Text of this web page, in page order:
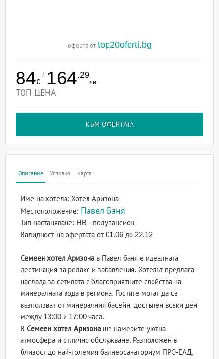
оферта от top20oferti.bg
84€
/ 164.29
лв.
ТОП ЦЕНА
КЪМ ОФЕРТАТА
Описание Условия Карта
Име на хотела: Хотел Аризона
Местоположение: Павел Баня
Тип настаняване: HB - полупансион
Валидност на офертатаот 01.06 до 22.12
Семеен хотел Аризона в Павел баня е идеалната
дестинация за релакс и забавления. Хотелът предлага
наслада за сетивата с благоприятните свойства на
минералната вода в региона. Гостите могат да се
възползват от минералния басейн, достъпен всеки ден
между 13:00 и 17:00 часа.
ВСемеен хотел Аризона ще намерите уютна
атмосфера и отлично обслужване. Разположен в
близост до най-големия балнеосанаториум ПРО-ЕАД,